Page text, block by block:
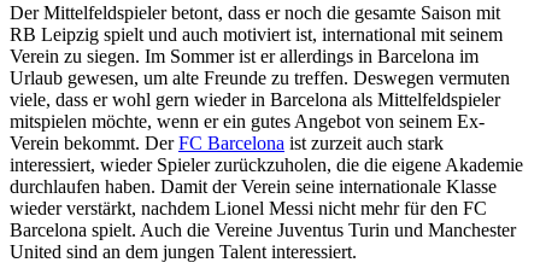
Der Mittelfeldspieler betont, dass er noch die gesamte Saison mit
RB Leipzig spielt und auch motiviert ist, international mit seinem
Verein zu siegen. Im Sommer ist er allerdings in Barcelona im
Urlaub gewesen, um alte Freunde zu treffen. Deswegen vermuten
viele, dass er wohl gern wieder in Barcelona als Mittelfeldspieler
mitspielen möchte, wenn er ein gutes Angebot von seinem Ex-
Verein bekommt. DerFC Barcelona ist zurzeit auch stark
interessiert, wieder Spieler zurückzuholen, die die eigene Akademie
durchlaufen haben. Damit der Verein seine internationale Klasse
wieder verstärkt, nachdem Lionel Messi nicht mehr für den FC
Barcelona spielt. Auch die Vereine Juventus Turin und Manchester
United sind an dem jungen Talent interessiert.